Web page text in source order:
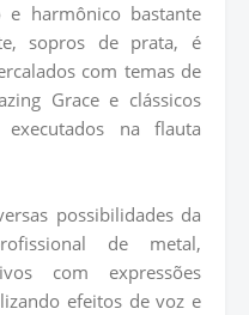
harmônico bastante
sopros de prata, é
com temas de
Grace e clássicos
na flauta
possibilidades da
de metal,
com expressões
efeitos de voz e